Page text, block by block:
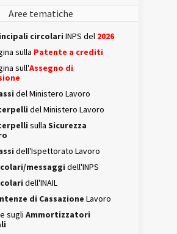
Aree tematiche
circolari INPS del 2026
sulla Patente a crediti
sull'Assegno di
del Ministero Lavoro
del Ministero Lavoro
sulla Sicurezza
dell'Ispettorato Lavoro
messaggi dell'INPS
dell'INAIL
di Cassazione Lavoro
sugli Ammortizzatori